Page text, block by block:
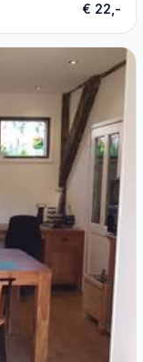
€ 22,-